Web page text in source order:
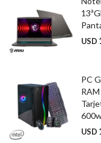
USD
PC
USD